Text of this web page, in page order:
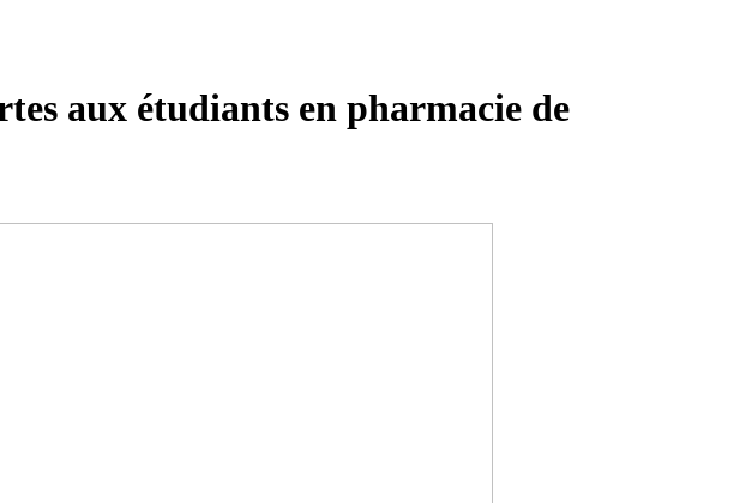
aux étudiants en pharmacie de